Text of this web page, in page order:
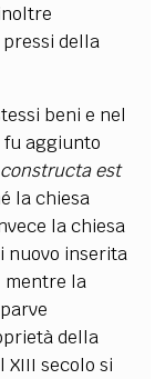
della
beni e nel
fu aggiunto
est
la chiesa
la chiesa
nuovo inserita
mentre la
della
XIII secolo si